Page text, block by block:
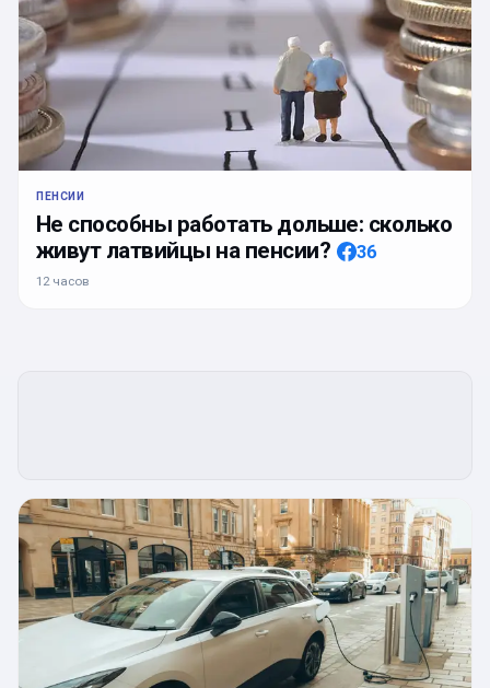
ПЕНСИИ
Не способны работать дольше: сколько
живут латвийцы на пенсии?
36
12 часов